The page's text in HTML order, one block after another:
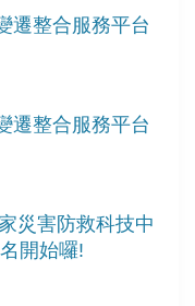
遷整合服務平台
遷整合服務平台
災害防救科技中
開始囉!